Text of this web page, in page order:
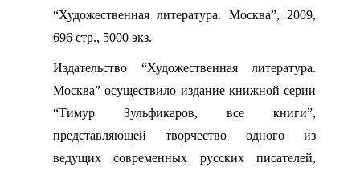
“Художественная литература. Москва”, 2009,
696 стр., 5000 экз.
Издательство “Художественная литература.
Москва” осуществило издание книжной серии
“Тимур Зульфикаров, все книги”,
представляющей творчество одного из
ведущих современных русских писателей,